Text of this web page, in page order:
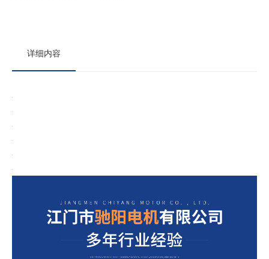
详细内容